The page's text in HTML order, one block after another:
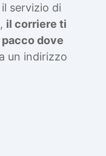
servizio di
il corriere ti
dove
un indirizzo